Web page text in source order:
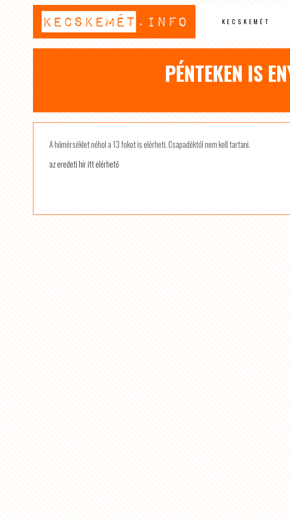
KECSKEMÉT
PÉNTEKEN IS
A hőmérséklet néhol a 13 fokot is elérheti. Csapadéktól nem kell tartani.
az eredeti hír itt elérhető